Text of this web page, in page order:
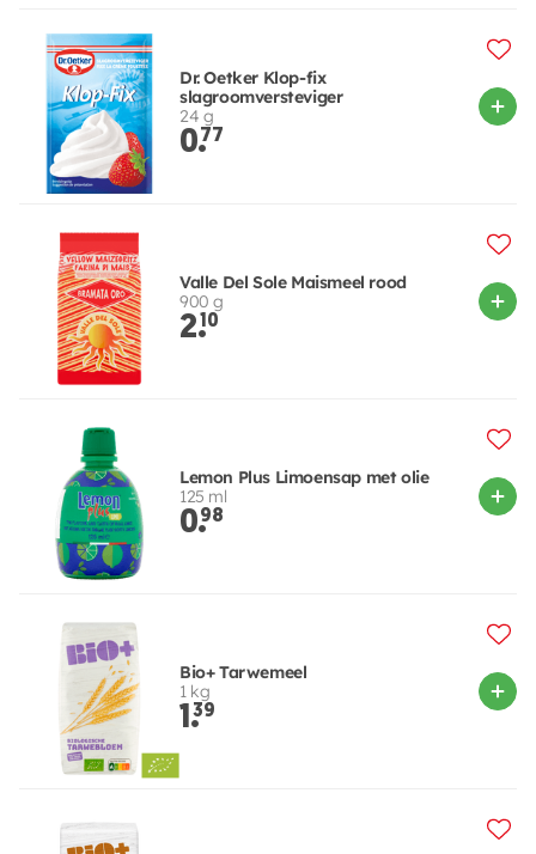
Dr. Oetker Klop-fix
slagroomversteviger
24 g
0.77
Valle Del Sole Maismeel rood
900 g
2.10
Lemon Plus Limoensap met olie
125 ml
0.98
Bio+ Tarwemeel
1 kg
1.39